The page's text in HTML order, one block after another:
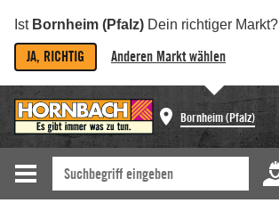
Ist Bornheim (Pfalz) Dein richtiger Markt?
JA, RICHTIG Anderen Markt wählen
Bornheim (Pfalz)